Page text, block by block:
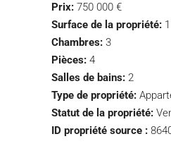
Prix: 750 000 €
Surface de la propriété:
Chambres: 3
Pièces: 4
Salles de bains: 2
Type de propriété:
Statut de la propriété:
ID propriété source :